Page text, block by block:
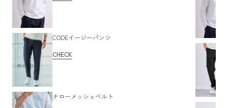
CODEイージーパンツ
CHECK
ナローメッシュベルト